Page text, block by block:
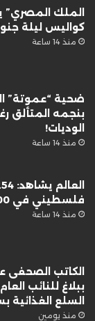
الملك المصري”
كواليس ليلة
منذ 14 ساعة
ضحية “عموتة”
بنجمه المتألق
الوديات!
منذ 14 ساعة
فلسطيني في 300 يوم هدنه
منذ 14 ساعة
الكاتب الصحفى
ببلاغ للنائب
السلع
منذ يومين